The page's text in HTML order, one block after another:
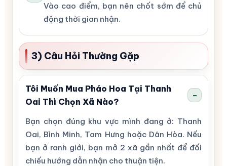
Vào cao điểm, bạn nên chốt sớm để chủ
động thời gian nhận.
3) Câu Hỏi Thường Gặp
Tôi Muốn Mua Pháo Hoa Tại Thanh
Oai Thì Chọn Xã Nào?
−
Bạn chọn đúng khu vực mình đang ở: Thanh
Oai, Bình Minh, Tam Hưng hoặc Dân Hòa. Nếu
bạn ở ranh giới, bạn mở 2 xã gần nhất để đối
chiếu hướng dẫn nhận cho thuận tiện.